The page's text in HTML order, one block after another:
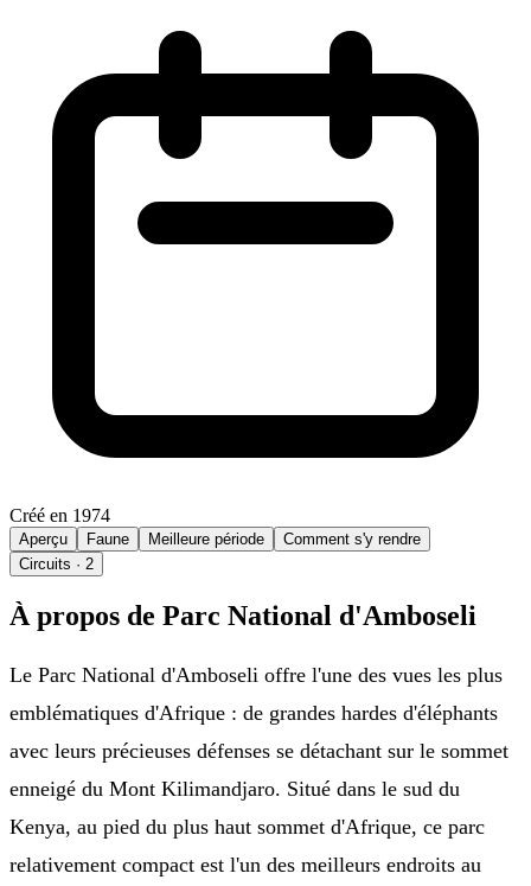
Créé en 1974
Aperçu Faune Meilleure période
Comment s'y rendre
Circuits · 2
À propos de Parc National d'Amboseli
Le Parc National d'Amboseli offre l'une des vues les plus
emblématiques d'Afrique : de grandes hardes d'éléphants
avec leurs précieuses défenses se détachant sur le sommet
enneigé du Mont Kilimandjaro. Situé dans le sud du
Kenya, au pied du plus haut sommet d'Afrique, ce parc
relativement compact est l'un des meilleurs endroits au